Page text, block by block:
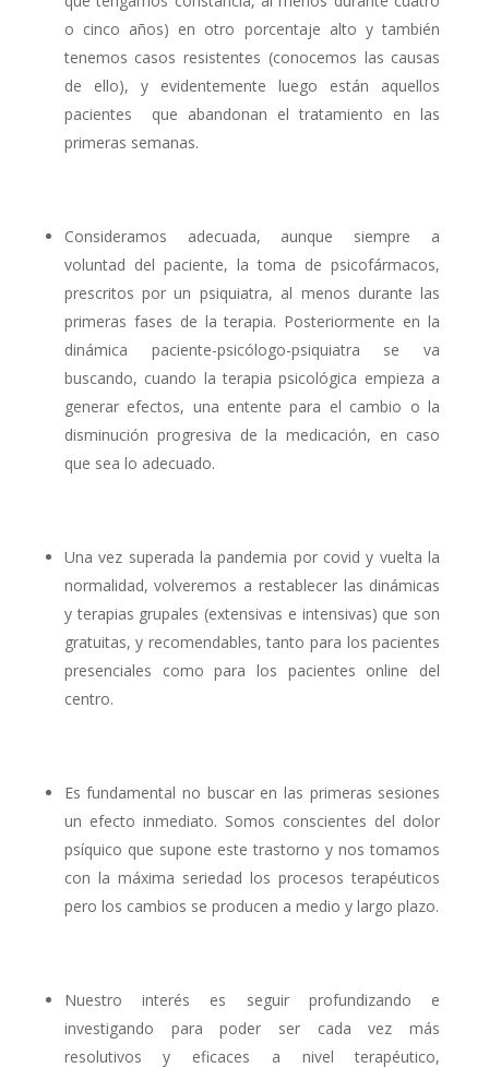
o cinco años) en otro porcentaje alto y también
tenemos casos resistentes (conocemos las causas
de ello), y evidentemente luego están aquellos
pacientes que abandonan el tratamiento en las
primeras semanas.
Consideramos adecuada, aunque siempre a
voluntad del paciente, la toma de psicofármacos,
prescritos por un psiquiatra, al menos durante las
primeras fases de la terapia. Posteriormente en la
dinámica paciente-psicólogo-psiquiatra se va
buscando, cuando la terapia psicológica empieza a
generar efectos, una entente para el cambio o la
disminución progresiva de la medicación, en caso
que sea lo adecuado.
Una vez superada la pandemia por covid y vuelta la
normalidad, volveremos a restablecer las dinámicas
y terapias grupales (extensivas e intensivas) que son
gratuitas, y recomendables, tanto para los pacientes
presenciales como para los pacientes online del
centro.
Es fundamental no buscar en las primeras sesiones
un efecto inmediato. Somos conscientes del dolor
psíquico que supone este trastorno y nos tomamos
con la máxima seriedad los procesos terapéuticos
pero los cambios se producen a medio y largo plazo.
Nuestro interés es seguir profundizando e
investigando para poder ser cada vez más
resolutivos y eficaces a nivel terapéutico,